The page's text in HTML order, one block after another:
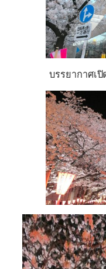
บรรยากาศเ